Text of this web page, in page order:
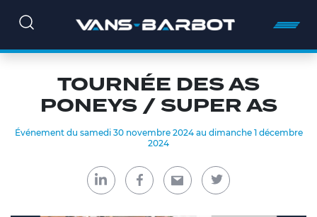
TOURNÉE DES AS
PONEYS / SUPER AS
Événement du samedi 30 novembre 2024 au dimanche 1 décembre
2024